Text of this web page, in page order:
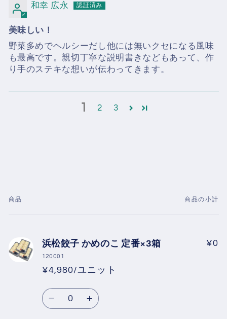
和幸 広永
美味しい！
野菜多めでヘルシーだし他には無いクセになる風味
も最高です。親切丁寧な説明書きなどもあって、作
り手のステキな想いが伝わってきます。
1 2 3
あ
の
カ
商品 商品の小計
浜松餃子 かめのこ 定番×3箱
120001
¥4,980/ユニット
¥0
数
量
Default
Default